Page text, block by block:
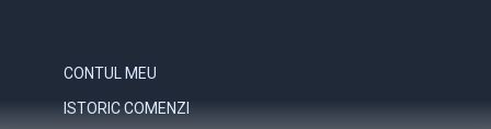
CONTUL MEU
ISTORIC COMENZI